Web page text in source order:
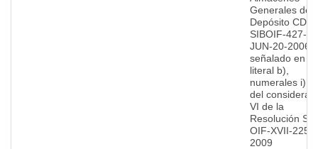
Generales de
Depósito CD-
SIBOIF-427-1-
JUN-20-2006
señalado en el
literal b),
numerales i) e
del
VI de la
Resolución
OIF-XVII-225-
2009